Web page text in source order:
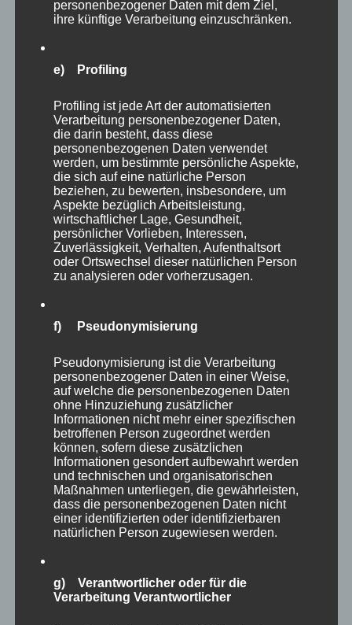
möchte – typisch Katze eben. In einem ruhigen
Zuhause mit Freigang kann sie sich sicher gut
entfalten und eine treue Begleiterin werden.
personenbezogener Daten mit dem Ziel,
ihre künftige Verarbeitung einzuschränken.
e) Profiling
Profiling ist jede Art der automatisierten
Verarbeitung personenbezogener Daten,
die darin besteht, dass diese
personenbezogenen Daten verwendet
werden, um bestimmte persönliche Aspekte,
die sich auf eine natürliche Person
beziehen, zu bewerten, insbesondere, um
Aspekte bezüglich Arbeitsleistung,
wirtschaftlicher Lage, Gesundheit,
persönlicher Vorlieben, Interessen,
Zuverlässigkeit, Verhalten, Aufenthaltsort
oder Ortswechsel dieser natürlichen Person
zu analysieren oder vorherzusagen.
f) Pseudonymisierung
Pseudonymisierung ist die Verarbeitung
personenbezogener Daten in einer Weise,
auf welche die personenbezogenen Daten
ohne Hinzuziehung zusätzlicher
Informationen nicht mehr einer spezifischen
betroffenen Person zugeordnet werden
können, sofern diese zusätzlichen
Informationen gesondert aufbewahrt werden
und technischen und organisatorischen
Maßnahmen unterliegen, die gewährleisten,
dass die personenbezogenen Daten nicht
einer identifizierten oder identifizierbaren
natürlichen Person zugewiesen werden.
g) Verantwortlicher oder für die
Verarbeitung Verantwortlicher